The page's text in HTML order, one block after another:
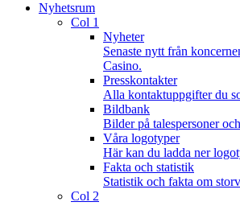
Nyhetsrum
Col 1
Nyheter
Senaste nytt från
Casino.
Presskontakter
Alla kontaktuppgifter du
Bildbank
Bilder på talespersoner
Våra logotyper
Här kan du ladda ner
Fakta och statistik
Statistik och fakta om
Col 2